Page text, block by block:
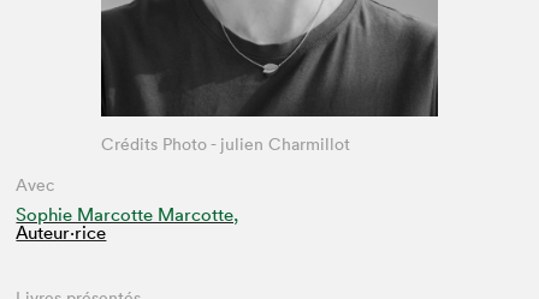
Avec
Sophie Marcotte Marcotte,
Auteur·rice
Crédits Photo - julien Charmillot